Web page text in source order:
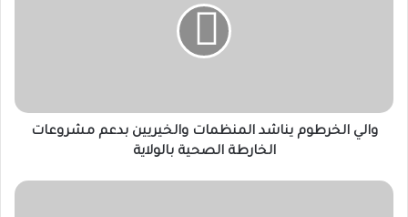
الصحية
بالولاية
والي الخرطوم يناشد المنظمات والخيريين بدعم مشروعات
الخارطة الصحية بالولاية
إيران